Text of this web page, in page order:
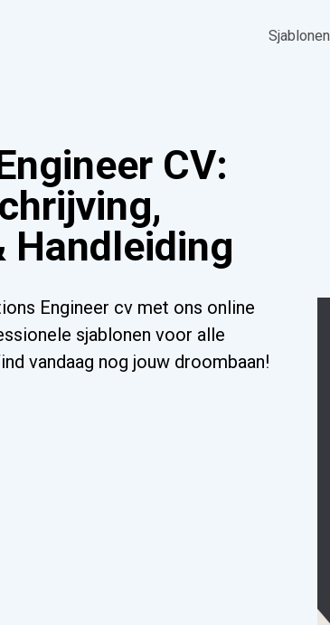
Sjablonen
CV:
Handleiding
Engineer cv met ons online
sjablonen voor alle
vandaag nog jouw droombaan!